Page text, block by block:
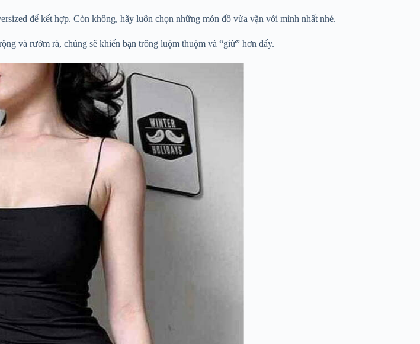
để kết hợp. Còn không, hãy luôn chọn những món đồ vừa vặn với mình nhất nhé.
và rườm rà, chúng sẽ khiến bạn trông luộm thuộm và “giừ” hơn đấy.